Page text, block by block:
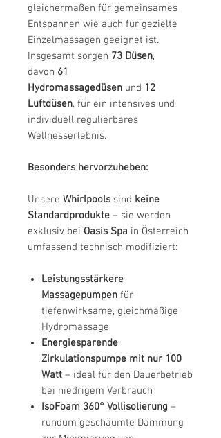
gleichermaßen für gemeinsames
Entspannen wie auch für gezielte
Einzelmassagen geeignet ist.
Insgesamt sorgen 73 Düsen,
davon 61
Hydromassagedüsen und 12
Luftdüsen, für ein intensives und
individuell regulierbares
Wellnesserlebnis.
Besonders hervorzuheben:
Unsere Whirlpools sind keine
Standardprodukte – sie werden
exklusiv bei Oasis Spa in Österreich
umfassend technisch modifiziert:
Leistungsstärkere
Massagepumpen für
tiefenwirksame, gleichmäßige
Hydromassage
Energiesparende
Zirkulationspumpe mit nur 100
Watt – ideal für den Dauerbetrieb
bei niedrigem Verbrauch
IsoFoam 360° Vollisolierung –
rundum geschäumte Dämmung